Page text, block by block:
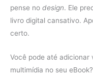
pense no design. Ele
livro digital cansativo.
certo.
Você pode até adicionar
multimídia no seu